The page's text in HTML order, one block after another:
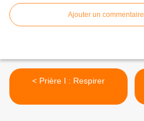
Ajouter un commentaire
< Prière I : Respirer